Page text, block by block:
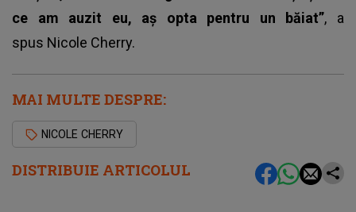
DISTRIBUIE ARTICOLUL
ce am auzit eu, aș opta pentru un băiat”, a
spus Nicole Cherry.
MAI MULTE DESPRE:
NICOLE CHERRY